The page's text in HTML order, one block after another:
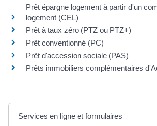
Prêt épargne logement à partir d'un
logement (CEL)
Prêt à taux zéro (PTZ ou PTZ+)
Prêt conventionné (PC)
Prêt d'accession sociale (PAS)
Prêts immobiliers complémentaires
Services en ligne et formulaires